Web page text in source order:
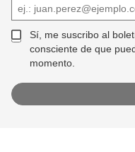
Sí, me suscribo al
consciente de que
momento.